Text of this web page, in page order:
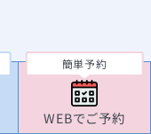
簡単予約
WEBでご予約